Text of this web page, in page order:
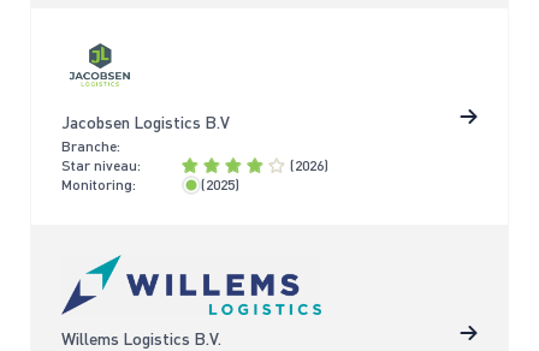
Jacobsen Logistics B.V
Branche:
Star niveau:
(2026)
Monitoring:
< 2 jaar
(2025)
Willems Logistics B.V.